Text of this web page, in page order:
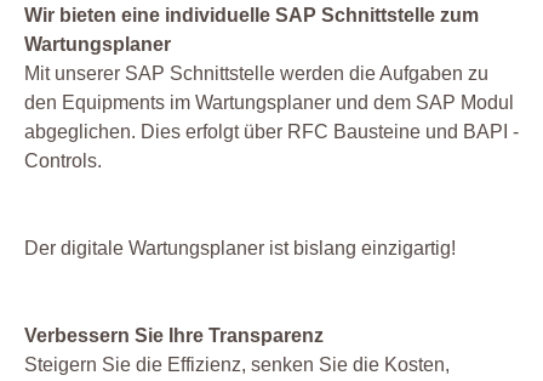
Wir bieten eine individuelle SAP Schnittstelle zum
Wartungsplaner
Mit unserer SAP Schnittstelle werden die Aufgaben zu
den Equipments im Wartungsplaner und dem SAP Modul
abgeglichen. Dies erfolgt über RFC Bausteine und BAPI -
Controls.
Der digitale Wartungsplaner ist bislang einzigartig!
Verbessern Sie Ihre Transparenz
Steigern Sie die Effizienz, senken Sie die Kosten,